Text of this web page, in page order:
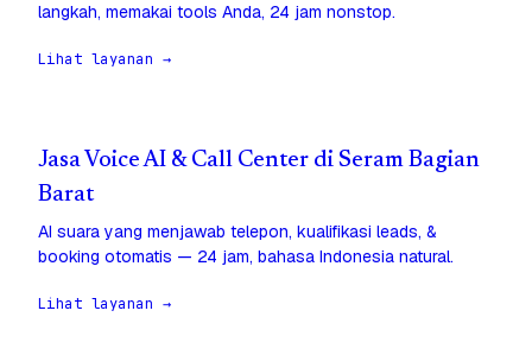
langkah, memakai tools Anda, 24 jam nonstop.
Lihat layanan →
Jasa Voice AI & Call Center di Seram Bagian
Barat
AI suara yang menjawab telepon, kualifikasi leads, &
booking otomatis — 24 jam, bahasa Indonesia natural.
Lihat layanan →